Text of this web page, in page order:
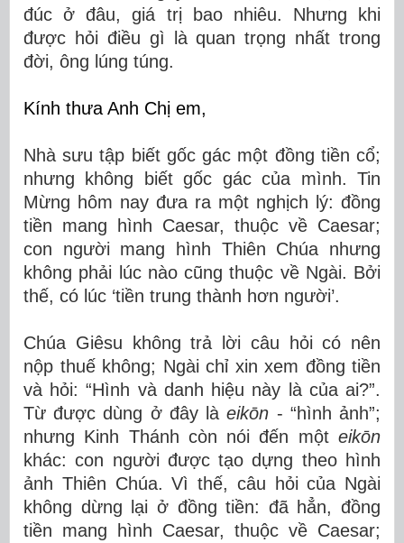
đúc ở đâu, giá trị bao nhiêu. Nhưng khi
được hỏi điều gì là quan trọng nhất trong
đời, ông lúng túng.
Kính thưa Anh Chị em,
Nhà sưu tập biết gốc gác một đồng tiền cổ;
nhưng không biết gốc gác của mình. Tin
Mừng hôm nay đưa ra một nghịch lý: đồng
tiền mang hình Caesar, thuộc về Caesar;
con người mang hình Thiên Chúa nhưng
không phải lúc nào cũng thuộc về Ngài. Bởi
thế, có lúc ‘tiền trung thành hơn người’.
Chúa Giêsu không trả lời câu hỏi có nên
nộp thuế không; Ngài chỉ xin xem đồng tiền
và hỏi: “Hình và danh hiệu này là của ai?”.
Từ được dùng ở đây làeikōn - “hình ảnh”;
nhưng Kinh Thánh còn nói đến một eikōn
khác: con người được tạo dựng theo hình
ảnh Thiên Chúa. Vì thế, câu hỏi của Ngài
không dừng lại ở đồng tiền: đã hẳn, đồng
tiền mang hình Caesar, thuộc về Caesar;